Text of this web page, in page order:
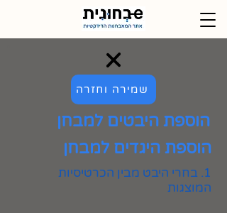
שמירה וחזרה
הוספת היבטים למבחן
הוספת היגדים למבחן
1. בחרי היבט מבין הכרטיסיות
המוצגות